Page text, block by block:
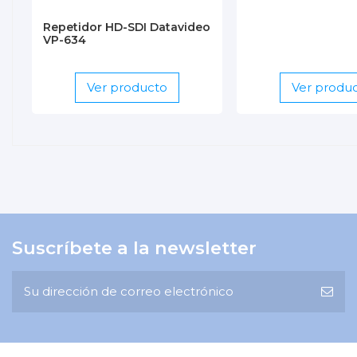
Repetidor HD-SDI Datavideo
VP-634
Ver producto Ver
Suscríbete a la newsletter